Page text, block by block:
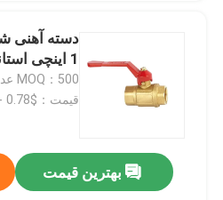
دسته آهنی
1 اینچی استاندارد ASTM ANSI
MOQ：500 عدد
قیمت：$0.78 - $1.50/pieces
بهترین قیمت